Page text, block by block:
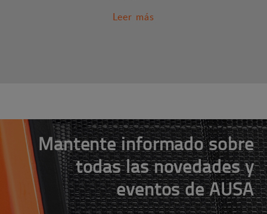
Leer más
Mantente informado sobre
todas las novedades y
eventos de AUSA